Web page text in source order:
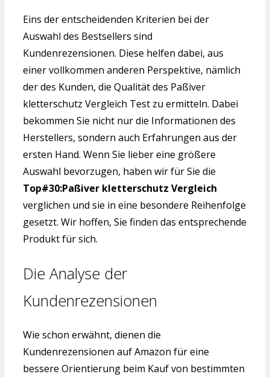
Eins der entscheidenden Kriterien bei der
Auswahl des Bestsellers sind
Kundenrezensionen. Diese helfen dabei, aus
einer vollkommen anderen Perspektive, nämlich
der des Kunden, die Qualität des Paßiver
kletterschutz Vergleich Test zu ermitteln. Dabei
bekommen Sie nicht nur die Informationen des
Herstellers, sondern auch Erfahrungen aus der
ersten Hand. Wenn Sie lieber eine größere
Auswahl bevorzugen, haben wir für Sie die
Top#30:Paßiver kletterschutz Vergleich
verglichen und sie in eine besondere Reihenfolge
gesetzt. Wir hoffen, Sie finden das entsprechende
Produkt für sich.
Die Analyse der
Kundenrezensionen
Wie schon erwähnt, dienen die
Kundenrezensionen auf Amazon für eine
bessere Orientierung beim Kauf von bestimmten